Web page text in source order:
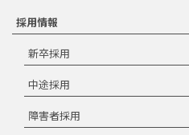
採用情報
新卒採用
中途採用
障害者採用